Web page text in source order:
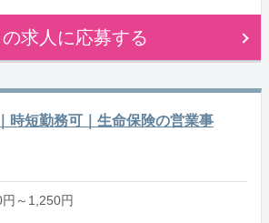
の求人に応募する
時短勤務可｜生命保険の営業事
～1,250円